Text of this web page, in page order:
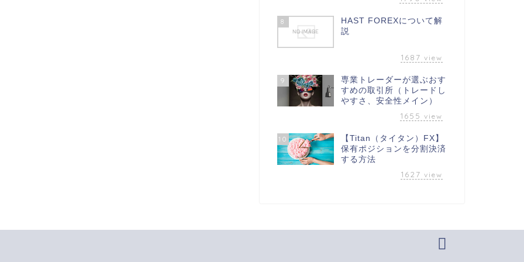
8
HAST FOREXについて解
説
1687 view
9
専業トレーダーが選ぶおす
すめの取引所（トレードし
やすさ、安全性メイン）
1655 view
10
【Titan（タイタン）FX】
保有ポジションを分割決済
する方法
1627 view